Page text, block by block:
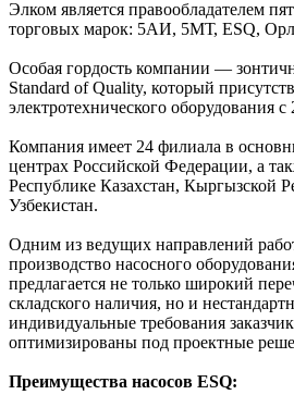
Элком является правообладателем
торговых марок: 5АИ, 5МТ, ESQ,
Особая гордость компании —
Standard of Quality, который
электротехнического оборудования с
Компания имеет 24 филиала в
центрах Российской Федерации, а
Республике Казахстан, Кыргызской
Узбекистан.
Одним из ведущих направлений
производство насосного
предлагается не только широкий
складского наличия, но и
индивидуальные требования
оптимизированы под проектные
Преимущества насосов ESQ: